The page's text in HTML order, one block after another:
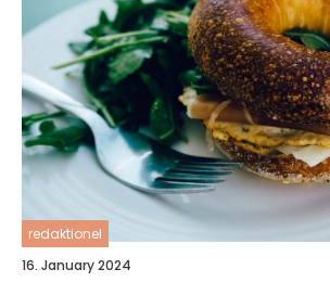
redaktionel
16. January 2024